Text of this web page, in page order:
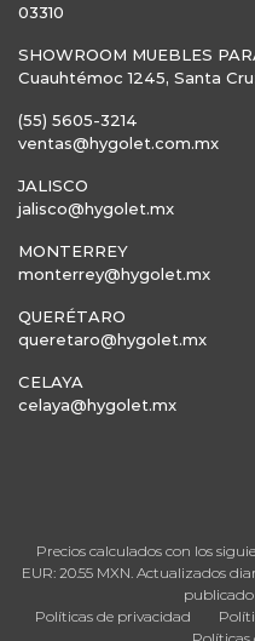
03310
SHOWROOM MUEBLES
Cuauhtémoc 1245, Santa
(55) 5605-3214
ventas@hygolet.com.mx
JALISCO
jalisco@hygolet.mx
MONTERREY
monterrey@hygolet.mx
QUERÉTARO
queretaro@hygolet.mx
CELAYA
celaya@hygolet.mx
Precios calculados con los
EUR: 20.55 MXN. Actualizados
publicado
Políticas de privacidad